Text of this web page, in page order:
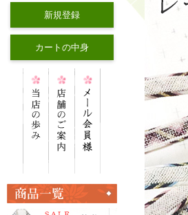
新規登録
カートの中身